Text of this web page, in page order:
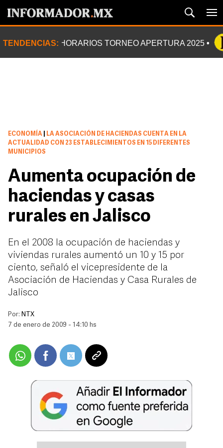
TENDENCIAS: HORARIOS TORNEO APERTURA 2025
ECONOMÍA
LA ASOCIACIÓN DE HACIENDAS CUENTA EN LA
ACTUALIDAD CON 23 ESTABLECIMIENTOS EN 15 DIFERENTES
MUNICIPIOS
Aumenta ocupación de
haciendas y casas
rurales en Jalisco
En el 2008 la ocupación de haciendas y
viviendas rurales aumentó un 10 y 15 por
ciento, señaló el vicepresidente de la
Asociación de Haciendas y Casa Rurales de
Jalisco
Por: NTX
7 de enero de 2009 - 14:10 hs